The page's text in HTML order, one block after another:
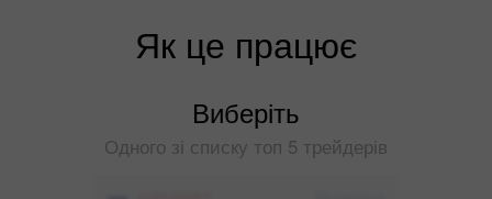
Як це працює
Виберіть
Одного зі списку топ 5 трейдерів